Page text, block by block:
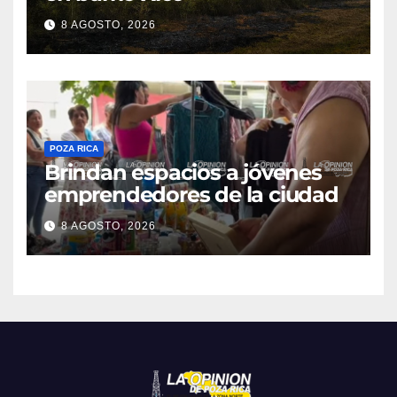
8 AGOSTO, 2026
POZA RICA
Brindan espacios a jóvenes
emprendedores de la ciudad
8 AGOSTO, 2026